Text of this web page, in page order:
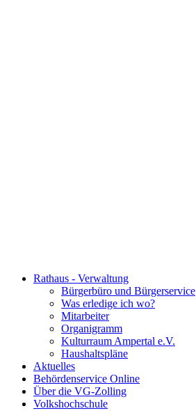
Rathaus - Verwaltung
Bürgerbüro und Bürgerservice
Was erledige ich wo?
Mitarbeiter
Organigramm
Kulturraum Ampertal e.V.
Haushaltspläne
Aktuelles
Behördenservice Online
Über die VG-Zolling
Volkshochschule